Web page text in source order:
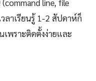
line, file
ลาเรียนรู้ 1-2 สัปดาห์ก็
เพราะติดตั้งง่ายและ